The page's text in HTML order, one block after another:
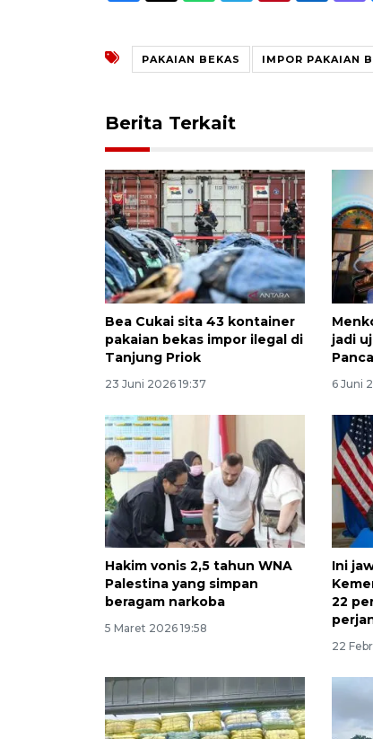
PAKAIAN BEKAS IMPOR PAKAIAN
Berita Terkait
Bea Cukai sita 43 kontainer
pakaian bekas impor ilegal di
Tanjung Priok
23 Juni 2026 19:37
jadi
6 Juni
Hakim vonis 2,5 tahun WNA
Palestina yang simpan
beragam narkoba
5 Maret 2026 19:58
Ini
22
22